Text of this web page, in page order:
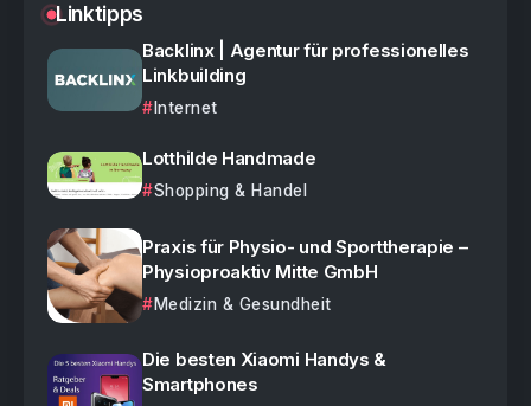
Linktipps
Backlinx | Agentur für professionelles
Linkbuilding
Internet
Lotthilde Handmade
Shopping & Handel
Praxis für Physio- und Sporttherapie –
Physioproaktiv Mitte GmbH
Medizin & Gesundheit
Die besten Xiaomi Handys &
Smartphones